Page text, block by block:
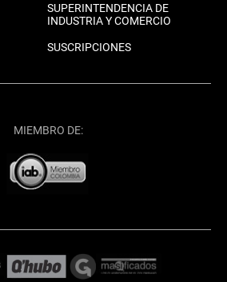
SUPERINTENDENCIA DE
INDUSTRIA Y COMERCIO
SUSCRIPCIONES
MIEMBRO DE: